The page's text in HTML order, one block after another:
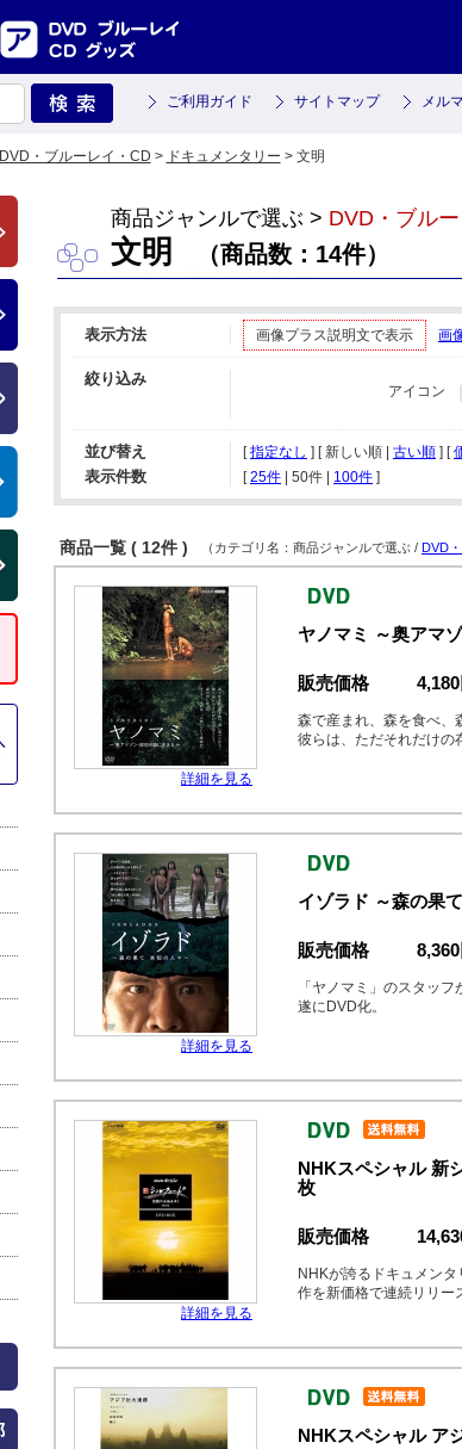
ご利用ガイド サイトマップ メル
DVD・ブルーレイ・CD > ドキュメンタリー > 文明
商品ジャンルで選ぶ > DVD・ブル
文明 （商品数：14件）
表示方法 画像プラス説明文で表示 画
絞り込み
アイコン
並び替え [指定なし ] [ 新しい順 | 古い順 ] [
表示件数 [ 25件 50件 100件 ]
商品一覧 ( 12件 ) （カテゴリ名：商品ジャンルで選ぶ / DVD
詳細を見る
ヤノマミ ～奥アマ
販売価格 4,180
森で産まれ、森を食べ、
彼らは、ただそれだけの
詳細を見る
イゾラド ～森の果
販売価格 8,360
「ヤノマミ」のスタッ
遂にDVD化。
詳細を見る
NHKスペシャル 新
枚
販売価格
NHKが誇るドキュメン
作を新価格で連続リリー
NHKスペシャル ア